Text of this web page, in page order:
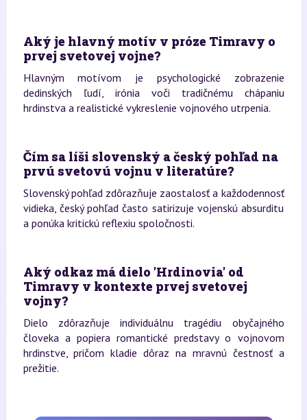
Aký je hlavný motív v próze Timravy o
prvej svetovej vojne?
Hlavným motívom je psychologické zobrazenie
dedinských ľudí, irónia voči tradičnému chápaniu
hrdinstva a realistické vykreslenie vojnového utrpenia.
Čím sa líši slovenský a český pohľad na
prvú svetovú vojnu v literatúre?
Slovenský pohľad zdôrazňuje zaostalosť a každodennosť
vidieka, český pohľad často satirizuje vojenskú absurditu
a ponúka kritickú reflexiu spoločnosti.
Aký odkaz má dielo 'Hrdinovia' od
Timravy v kontexte prvej svetovej
vojny?
Dielo zdôrazňuje individuálnu tragédiu obyčajného
človeka a popiera romantické predstavy o vojnovom
hrdinstve, pričom kladie dôraz na mravnú čestnosť a
prežitie.